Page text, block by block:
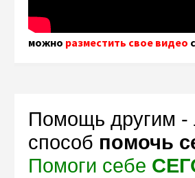
можно разместить свое видео
Помощь другим -
способ помочь
Помоги себе